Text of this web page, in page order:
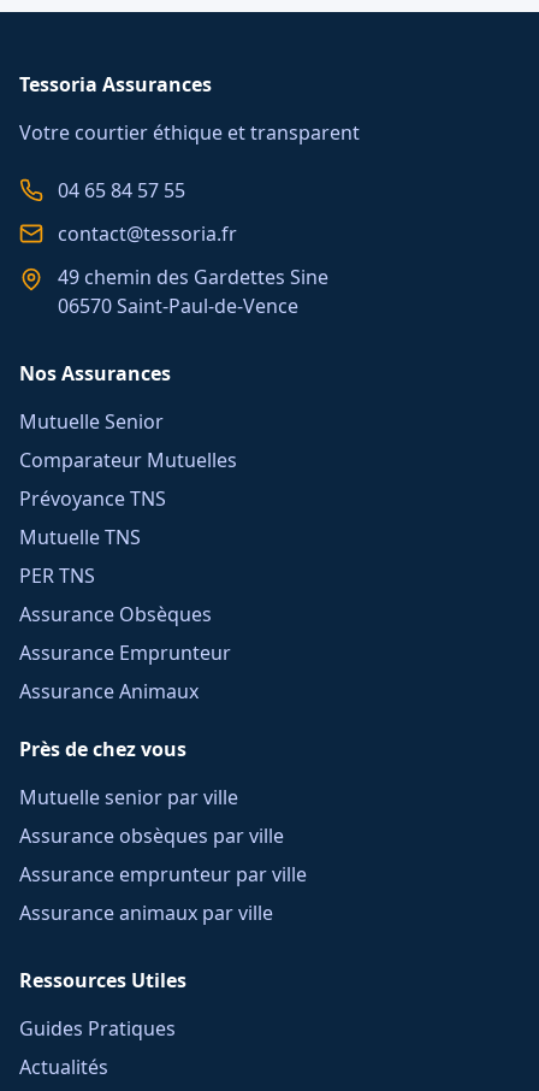
Tessoria Assurances
Votre courtier éthique et transparent
04 65 84 57 55
contact@tessoria.fr
49 chemin des Gardettes Sine
06570 Saint-Paul-de-Vence
Nos Assurances
Mutuelle Senior
Comparateur Mutuelles
Prévoyance TNS
Mutuelle TNS
PER TNS
Assurance Obsèques
Assurance Emprunteur
Assurance Animaux
Près de chez vous
Mutuelle senior par ville
Assurance obsèques par ville
Assurance emprunteur par ville
Assurance animaux par ville
Ressources Utiles
Guides Pratiques
Actualités